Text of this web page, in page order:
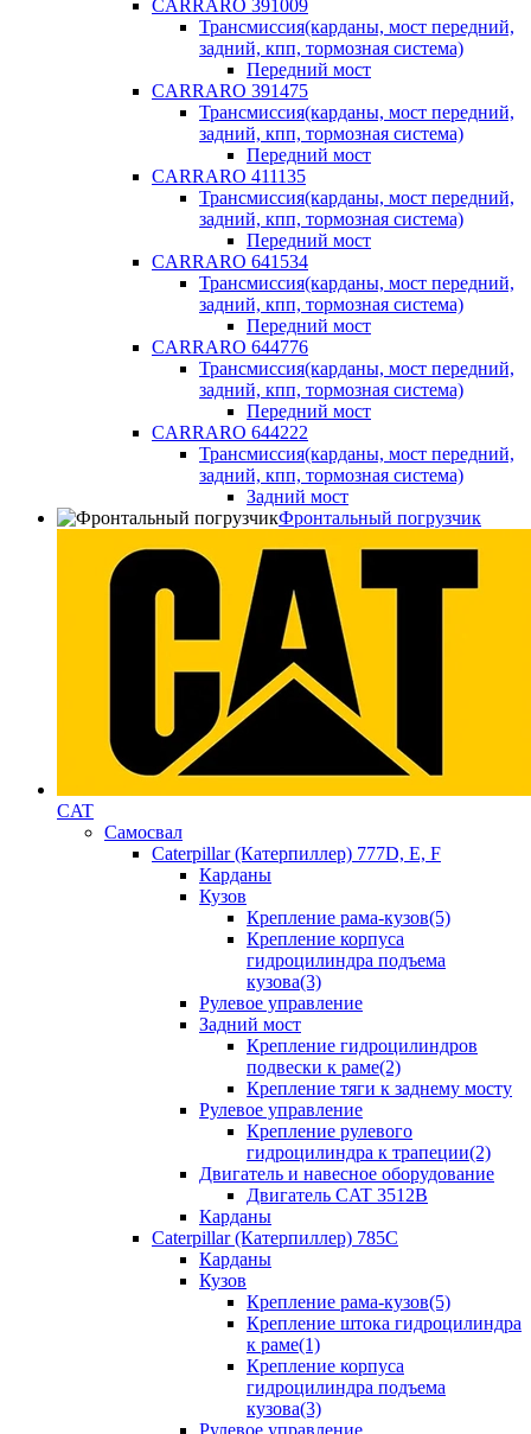
CARRARO 391009
Трансмиссия(карданы, мост передний,
задний, кпп, тормозная система)
Передний мост
CARRARO 391475
Трансмиссия(карданы, мост передний,
задний, кпп, тормозная система)
Передний мост
CARRARO 411135
Трансмиссия(карданы, мост передний,
задний, кпп, тормозная система)
Передний мост
CARRARO 641534
Трансмиссия(карданы, мост передний,
задний, кпп, тормозная система)
Передний мост
CARRARO 644776
Трансмиссия(карданы, мост передний,
задний, кпп, тормозная система)
Передний мост
CARRARO 644222
Трансмиссия(карданы, мост передний,
задний, кпп, тормозная система)
Задний мост
Фронтальный погрузчик
CAT
Самосвал
Caterpillar (Катерпиллер) 777D, E, F
Карданы
Кузов
Крепление рама-кузов(5)
Крепление корпуса
гидроцилиндра подъема
кузова(3)
Рулевое управление
Задний мост
Крепление гидроцилиндров
подвески к раме(2)
Крепление тяги к заднему мосту
Рулевое управление
Крепление рулевого
гидроцилиндра к трапеции(2)
Двигатель и навесное оборудование
Двигатель CAT 3512B
Карданы
Caterpillar (Катерпиллер) 785C
Карданы
Кузов
Крепление рама-кузов(5)
Крепление штока гидроцилиндра
к раме(1)
Крепление корпуса
гидроцилиндра подъема
кузова(3)
Рулевое управление